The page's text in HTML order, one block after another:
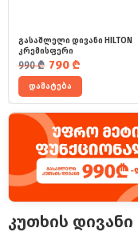
გასაშლელი დივანი HILTON
კრემისფერი
990₾
საწყისი ფასი იყო:
790 ₾
მიმდინარე ფასია:
დამატება
კუთხის დივანი